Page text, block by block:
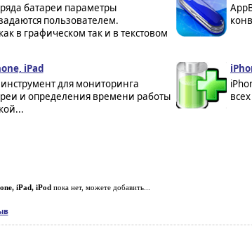
батареи параметры
пользователем.
в графическом так и в текстовом
iPad
для мониторинга
и определения времени работы
iPad, iPodпока нет, можете добавить...